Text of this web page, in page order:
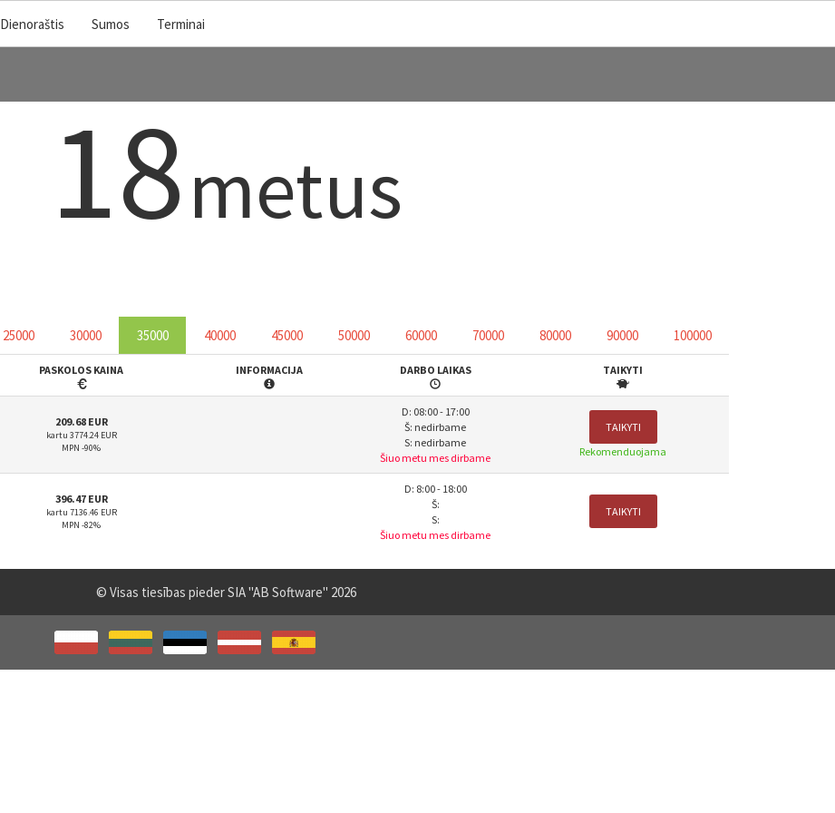
Dienoraštis Sumos Terminai
18metus
25000 30000 35000 40000 45000 50000 60000 70000 80000 90000 100000
PASKOLOS KAINA INFORMACIJA DARBO LAIKAS TAIKYTI
209.68 EUR
kartu 3774.24 EUR
MPN -90%
D: 08:00 - 17:00
Š: nedirbame
S: nedirbame
Šiuo metu mes dirbame
TAIKYTI
Rekomenduojama
396.47 EUR
kartu 7136.46 EUR
MPN -82%
D: 8:00 - 18:00
Š:
S:
Šiuo metu mes dirbame
TAIKYTI
© Visas tiesības pieder SIA "AB Software" 2026